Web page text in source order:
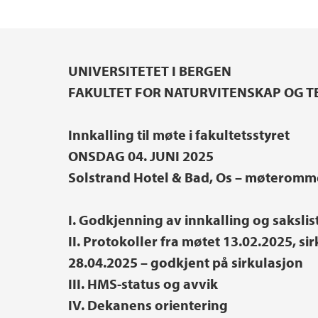
Etter- og videreutdanning
Lektorutdanning ved NT-fakultetet
Pedagogisk akademi
Hjertestartere ved NT-fakultetet
Hovedinnhold
UNIVERSITETET I BERGEN
FAKULTET FOR NATURVITENSKAP OG
Innkalling til møte i fakultetsstyret
ONSDAG 04. JUNI 2025
Solstrand Hotel & Bad, Os –
I. Godkjenning av innkalling og
II. Protokoller fra møtet 13.02.2025,
28.04.2025 – godkjent på sirkulasjon
III. HMS-status og avvik
IV. Dekanens orientering